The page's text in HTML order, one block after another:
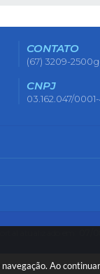
Ao
CONTATO
(67) 3209-2500
CNPJ
03.162.047/